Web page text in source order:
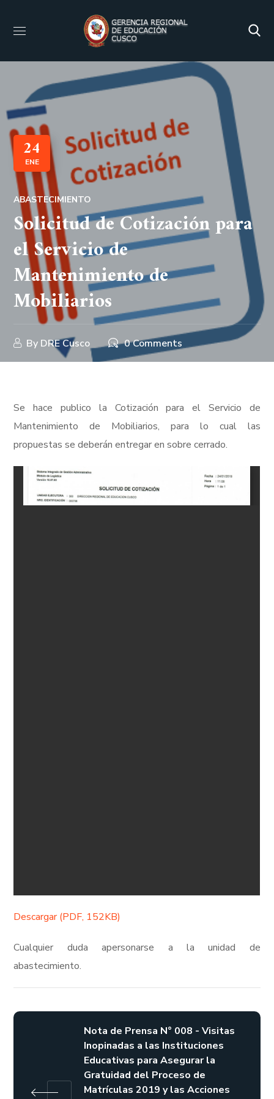
24
ENE
ABASTECIMIENTO
Solicitud de Cotización para
el Servicio de
Mantenimiento de
Mobiliarios
By DRE Cusco 0 Comments
Se hace publico la Cotización para el Servicio de
Mantenimiento de Mobiliarios, para lo cual las
propuestas se deberán entregar en sobre cerrado.
Descargar (PDF, 152KB)
Cualquier duda apersonarse a la unidad de
abastecimiento.
Nota de Prensa N° 008 - Visitas
Inopinadas a las Instituciones
Educativas para Asegurar la
Gratuidad del Proceso de
Matrículas 2019 y las Acciones